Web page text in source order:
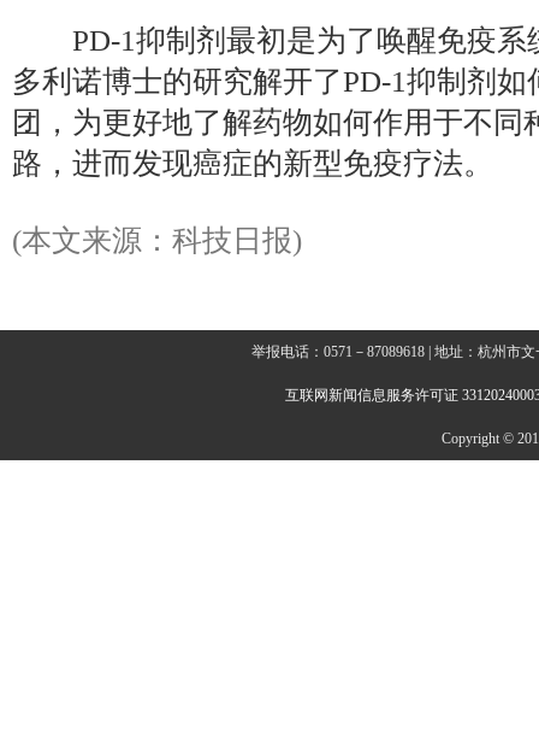
PD-1抑制剂最初是为了唤醒免疫系
多利诺博士的研究解开了PD-1抑制剂
团，为更好地了解药物如何作用于不同
路，进而发现癌症的新型免疫疗法。
(本文来源：科技日报)
举报电话：0571－87089618 | 地址：杭州市
互联网新闻信息服务许可证
Copyright ©